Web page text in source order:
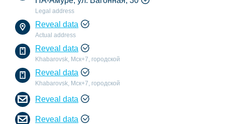
Legal address
Reveal data
Actual address
Reveal data
Khabarovsk, Мск+7, городской
Reveal data
Khabarovsk, Мск+7, городской
Reveal data
Reveal data